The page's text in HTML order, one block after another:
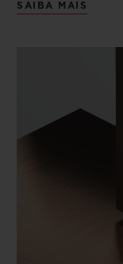
SAIBA MAIS